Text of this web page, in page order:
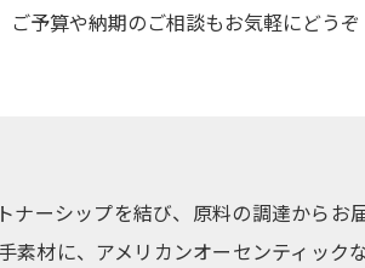
予算や納期のご相談もお気軽にどうぞ
ーシップを結び、原料の調達からお届
材に、アメリカンオーセンティック